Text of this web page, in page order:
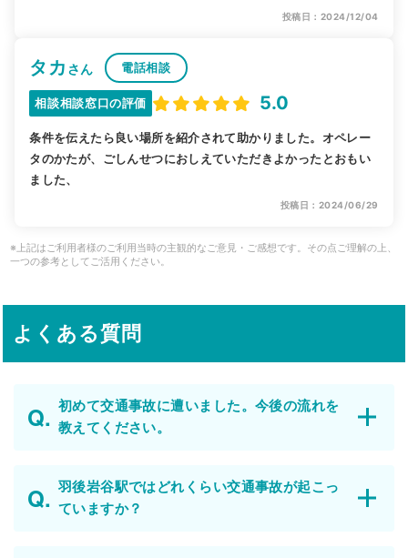
投稿日：2024/12/04
タカ さん 電話相談
相談相談窓口の評価 5.0
条件を伝えたら良い場所を紹介されて助かりました。オペレー
タのかたが、ごしんせつにおしえていただきよかったとおもい
ました、
投稿日：2024/06/29
※上記はご利用者様のご利用当時の主観的なご意見・ご感想です。その点ご理解の上、
一つの参考としてご活用ください。
よくある質問
初めて交通事故に遭いました。今後の流れを
教えてください。
羽後岩谷駅ではどれくらい交通事故が起こっ
ていますか？